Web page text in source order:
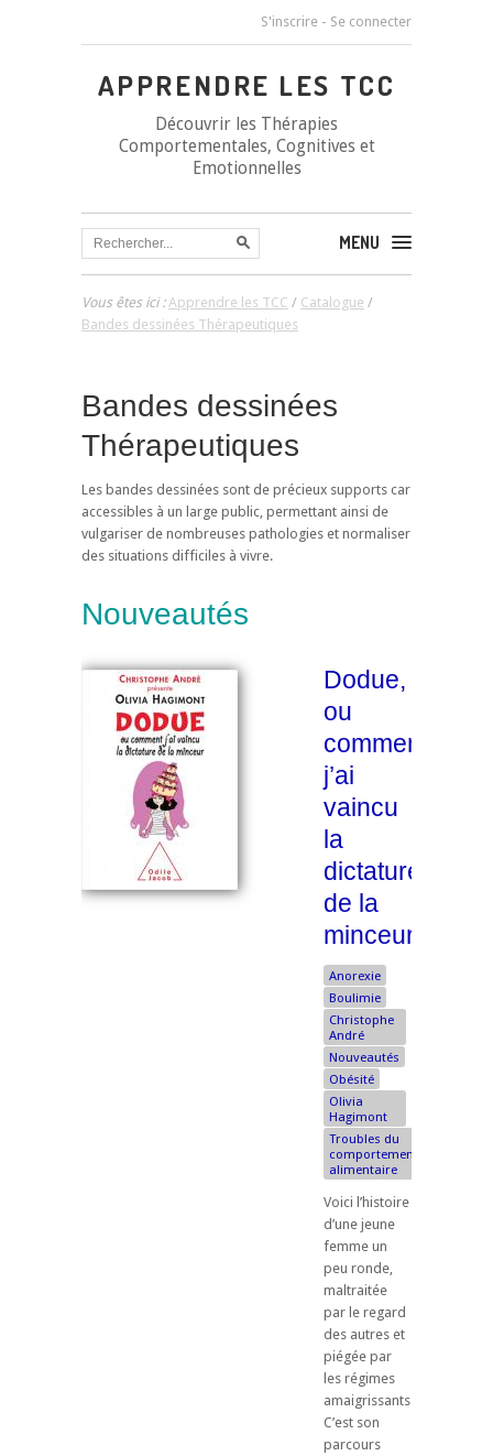
S'inscrire - Se connecter
APPRENDRE LES TCC
Découvrir les Thérapies
Comportementales, Cognitives et
Emotionnelles
MENU
Vous êtes ici :Apprendre les TCC / Catalogue /
Bandes dessinées Thérapeutiques
Bandes dessinées
Thérapeutiques
Les bandes dessinées sont de précieux supports car
accessibles à un large public, permettant ainsi de
vulgariser de nombreuses pathologies et normaliser
des situations difficiles à vivre.
Nouveautés
Dodue,
ou
comment
j’ai
vaincu
la
dictature
de la
minceur
Anorexie
Boulimie
Christophe
André
Nouveautés
Obésité
Olivia
Hagimont
Troubles du
comportement
alimentaire
Voici l’histoire
d’une jeune
femme un
peu ronde,
maltraitée
par le regard
des autres et
piégée par
les régimes
amaigrissants.
C’est son
parcours